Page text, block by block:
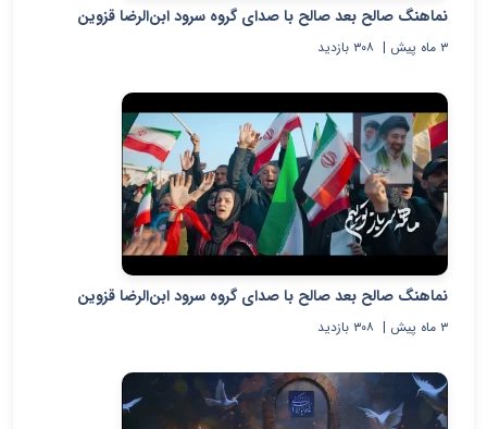
نماهنگ صالح بعد صالح با صدای گروه سرود ابن‌الرضا قزوین
۳ ماه پیش | ۳۰۸ بازدید
نماهنگ صالح بعد صالح با صدای گروه سرود ابن‌الرضا قزوین
۳ ماه پیش | ۳۰۸ بازدید